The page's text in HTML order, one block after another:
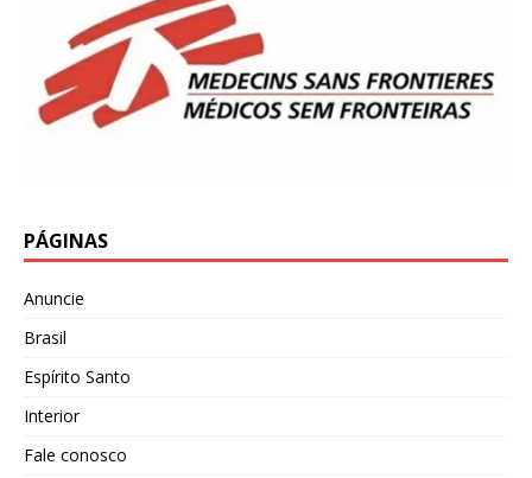
PÁGINAS
Anuncie
Brasil
Espírito Santo
Interior
Fale conosco